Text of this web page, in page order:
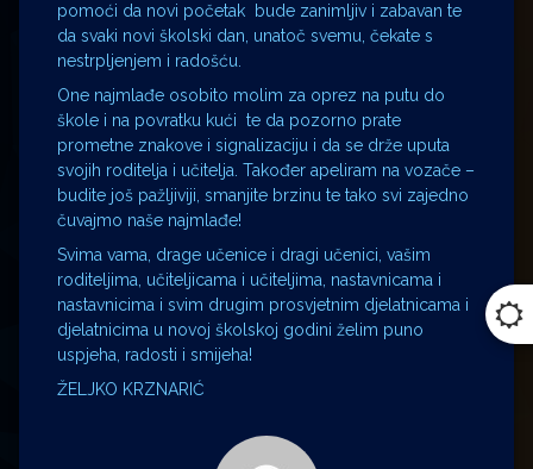
pomoći da novi početak bude zanimljiv i zabavan te
da svaki novi školski dan, unatoč svemu, čekate s
nestrpljenjem i radošću.
One najmlađe osobito molim za oprez na putu do
škole i na povratku kući te da pozorno prate
prometne znakove i signalizaciju i da se drže uputa
svojih roditelja i učitelja. Također apeliram na vozače –
budite još pažljiviji, smanjite brzinu te tako svi zajedno
čuvajmo naše najmlađe!
Svima vama, drage učenice i dragi učenici, vašim
roditeljima, učiteljicama i učiteljima, nastavnicama i
nastavnicima i svim drugim prosvjetnim djelatnicama i
djelatnicima u novoj školskoj godini želim puno
uspjeha, radosti i smijeha!
ŽELJKO KRZNARIĆ